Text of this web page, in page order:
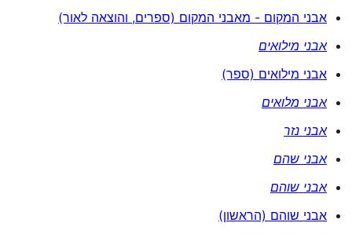
אבני המקום - מאבני המקום (ספרים, והוצאה לאור)
אבני מילואים
אבני מילואים (ספר)
אבני מלואים
אבני נזר
אבני שהם
אבני שוהם
אבני שוהם (הראשון)